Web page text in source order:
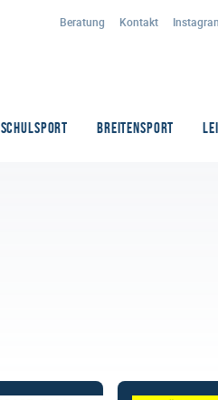
Beratung Kontakt
SCHULSPORT BREITENSPORT